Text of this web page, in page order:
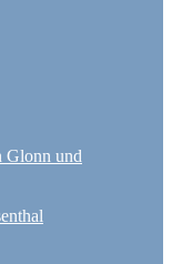
Glonn und